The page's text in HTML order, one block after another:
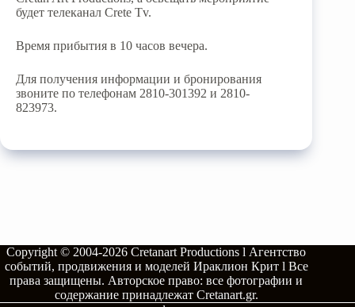
будет телеканал Crete Tv.
Время прибытия в 10 часов вечера.
Для получения информации и бронирования
звоните по телефонам 2810-301392 и 2810-
823973.
Copyright © 2004-2026Cretanart Productions l Агентство
событий, продвижения и моделей Ираклион Крит l Все
права защищены. Авторское право: все фотографии и
содержание принадлежат Cretanart.gr.